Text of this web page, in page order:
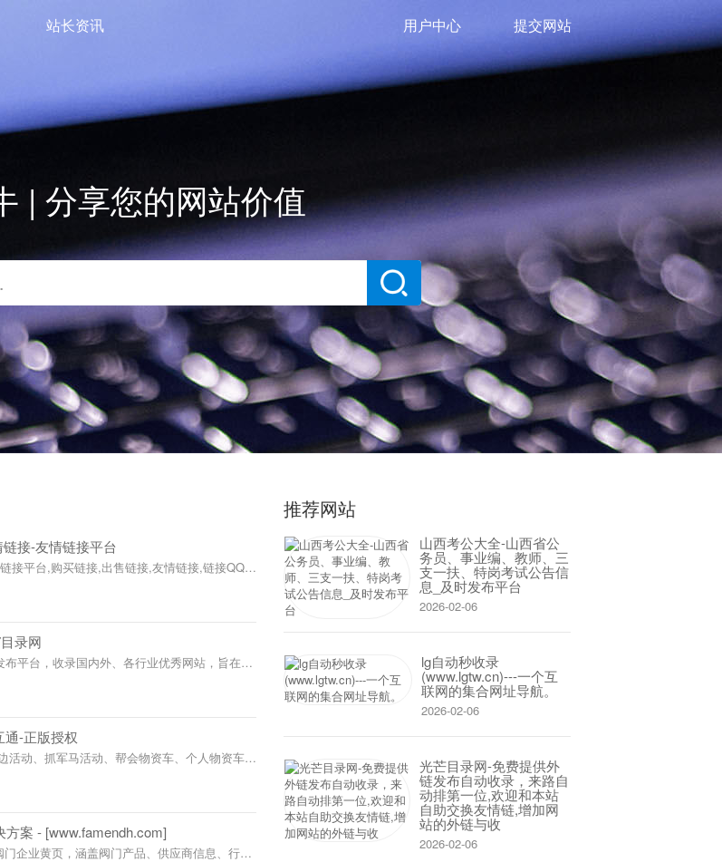
站长资讯 用户中心 提交网站
| 分享您的网站价值
接-友情链接平台
接平台,购买链接,出售链接,友情链接,链接QQ
大全-77目录网
及资讯发布平台，收录国内外、各行业优秀网
手游-经典手游-三端互通-正版授权
争霸战、吃鸡宴、刺探巡边活动、抓军马活
一站式解决方案 - [www.famendh.com]
，聚集全球阀门企业黄页，涵盖阀门产品、供
推荐网站
山西考公大全-山西省公
务员、事业编、教师、三
支一扶、特岗考试公告信
息_及时发布平台
2026-02-06
lg自动秒收录
(www.lgtw.cn)---一个互
联网的集合网址导航。
2026-02-06
光芒目录网-免费提供外
链发布自动收录，来路自
动排第一位,欢迎和本站
自助交换友情链,增加网
站的外链与收
2026-02-06